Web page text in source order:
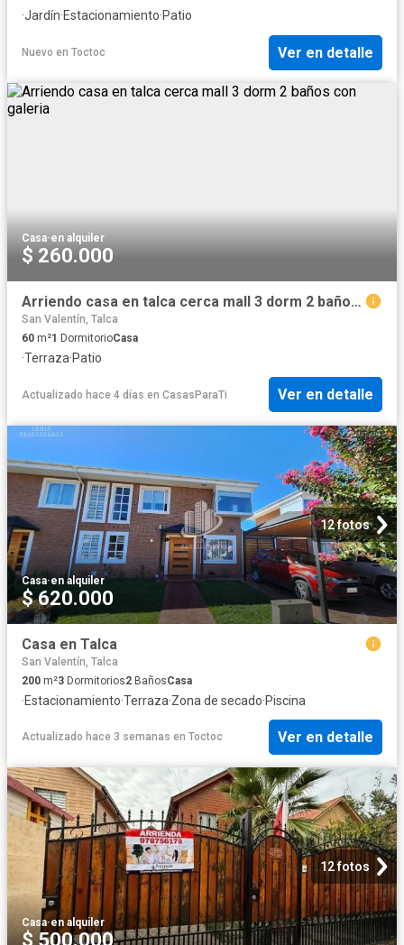
·Jardín·Estacionamiento·Patio
Nuevo en Toctoc Ver en detalle
Casa·en alquiler
$ 260.000
Arriendo casa en talca cerca mall 3 dorm 2 baños con galeria
San Valentín, Talca
60 m²1 DormitorioCasa
·Terraza·Patio
Actualizado hace 4 días en CasasParaTi Ver en detalle
12 fotos
Casa·en alquiler
$ 620.000
Casa en Talca
San Valentín, Talca
200 m²3 Dormitorios2 BañosCasa
·Estacionamiento·Terraza·Zona de secado·Piscina
Actualizado hace 3 semanas en Toctoc Ver en detalle
12 fotos
Casa·en alquiler
$ 500.000